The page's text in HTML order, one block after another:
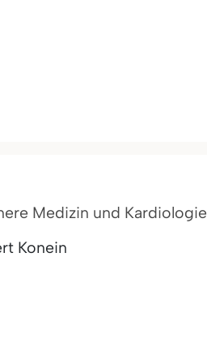
Medizin und Kardiologie
Konein